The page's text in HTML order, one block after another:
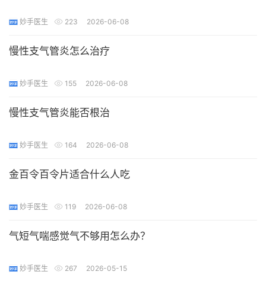
妙手医生 223 2026-06-08
慢性支气管炎怎么治疗
妙手医生 155 2026-06-08
慢性支气管炎能否根治
妙手医生 164 2026-06-08
金百令百令片适合什么人吃
妙手医生 119 2026-06-08
气短气喘感觉气不够用怎么办？
妙手医生 267 2026-05-15